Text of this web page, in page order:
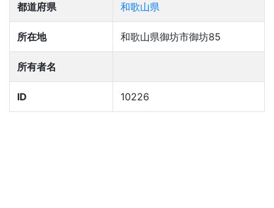
都道府県 和歌山県
所在地 和歌山県御坊市御坊85
所有者名
ID 10226